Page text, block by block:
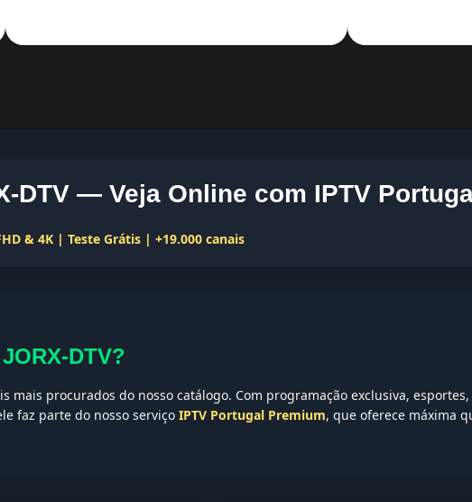
DTV — Veja Online com IPTV
& 4K | Teste Grátis | +19.000 canais
DTV?
mais procurados do nosso catálogo. Com programação exclusiva,
faz parte do nosso serviço IPTV Portugal Premium, que oferece máxima